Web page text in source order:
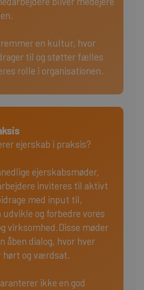
en kultur, hvor
til og støtter fælles
rolle i organisationen.
ejerskab i praksis?
ejerskabsmøder,
inviteres til aktivt
med input til,
udvikle og forbedre vores
virksomhed.Disse møder
åben dialog, hvor hver
hørt og værdsat.
ikke en god